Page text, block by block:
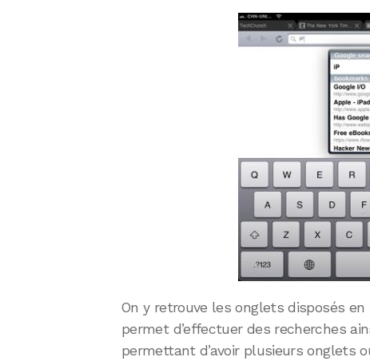
On y retrouve les onglets disposés en
permet d’effectuer des recherches
permettant d’avoir plusieurs onglets